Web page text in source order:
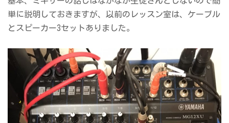
単に説明しておきますが、以前のレッスン室は、ケーブル
とスピーカー3セットありました。